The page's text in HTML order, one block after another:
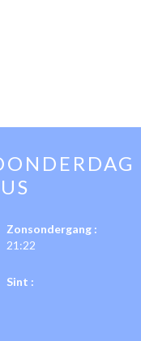
Zonsondergang :
21:22
Sint :